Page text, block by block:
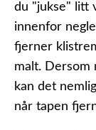
du "jukse" litt
innenfor
fjerner
malt. Dersom
kan det
når tapen